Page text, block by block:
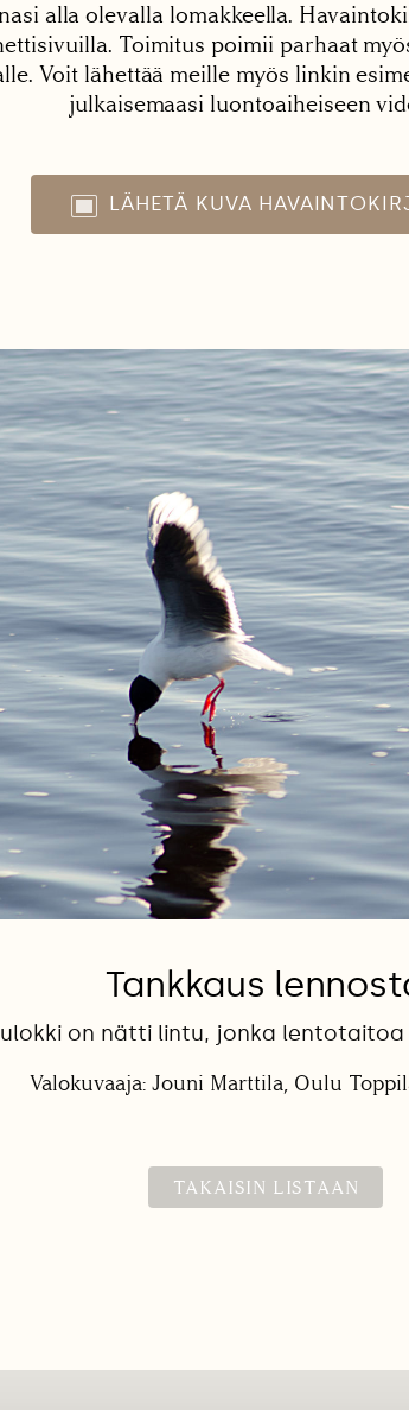
alla olevalla lomakkeella.
Toimitus poimii parhaat
Voit lähettää meille myös linkin
julkaisemaasi luontoaiheiseen
LÄHETÄ KUVA
Tankkaus
on nätti lintu, jonka lentotaitoa
Valokuvaaja: Jouni Marttila, Oulu
TAKAISIN LISTAAN